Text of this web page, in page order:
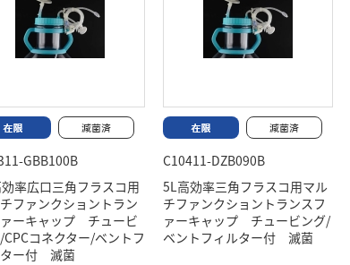
GBB100B
率広口三角フラスコ用
ファンクショントラン
ーキャップ チュービ
CPCコネクター/ベントフ
ター付 滅菌
C10411-DZB090B
5L高効率三角フラスコ用マル
チファンクショントランスフ
ァーキャップ チュービング/
ベントフィルター付 滅菌